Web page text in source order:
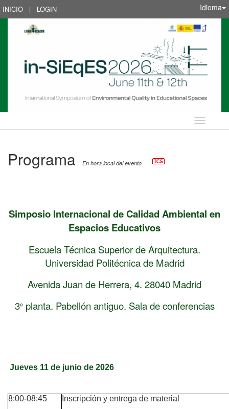
INICIO | LOGIN Idioma
Idioma
Programa En hora local del evento
Simposio Internacional de Calidad Ambiental en
Espacios Educativos
Escuela Técnica Superior de Arquitectura.
Universidad Politécnica de Madrid
Avenida Juan de Herrera, 4. 28040 Madrid
3º planta. Pabellón antiguo. Sala de conferencias
Jueves 11 de junio de 2026
8:00-08:45
Inscripción y entrega de material